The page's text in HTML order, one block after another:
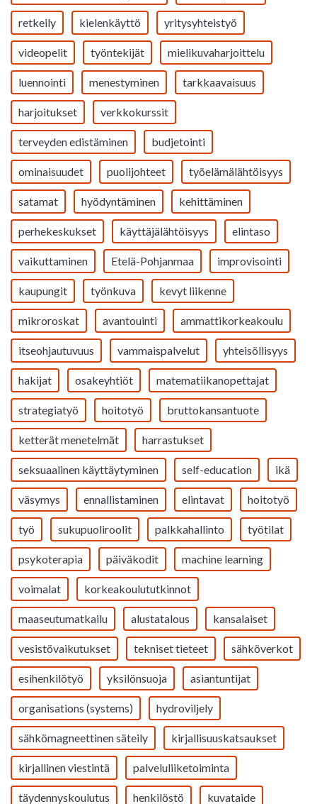
retkeily kielenkäyttö yritysyhteistyö
videopelit työntekijät mielikuvaharjoittelu
luennointi menestyminen tarkkaavaisuus
harjoitukset verkkokurssit
terveyden edistäminen budjetointi
ominaisuudet puolijohteet työelämälähtöisyys
satamat hyödyntäminen kehittäminen
perhekeskukset käyttäjälähtöisyys elintaso
vaikuttaminen Etelä-Pohjanmaa improvisointi
kaupungit työnkuva kevyt liikenne
mikroroskat avantouinti ammattikorkeakoulu
itseohjautuvuus vammaispalvelut yhteisöllisyys
hakijat osakeyhtiöt matematiikanopettajat
strategiatyö hoitotyö bruttokansantuote
ketterät menetelmät harrastukset
seksuaalinen käyttäytyminen self-education ikä
väsymys ennallistaminen elintavat hoitotyö
työ sukupuoliroolit palkkahallinto työtilat
psykoterapia päiväkodit machine learning
voimalat korkeakoulututkinnot
maaseutumatkailu alustatalous kansalaiset
vesistövaikutukset tekniset tieteet sähköverkot
esihenkilötyö yksilönsuoja asiantuntijat
organisations (systems) hydroviljely
sähkömagneettinen säteily kirjallisuuskatsaukset
kirjallinen viestintä palveluliiketoiminta
täydennyskoulutus henkilöstö kuvataide